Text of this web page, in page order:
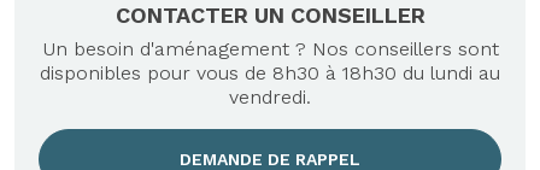
CONTACTER UN CONSEILLER
Un besoin d'aménagement ? Nos conseillers sont
disponibles pour vous de 8h30 à 18h30 du lundi au
vendredi.
DEMANDE DE RAPPEL